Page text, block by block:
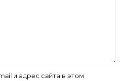
и адрес сайта в этом